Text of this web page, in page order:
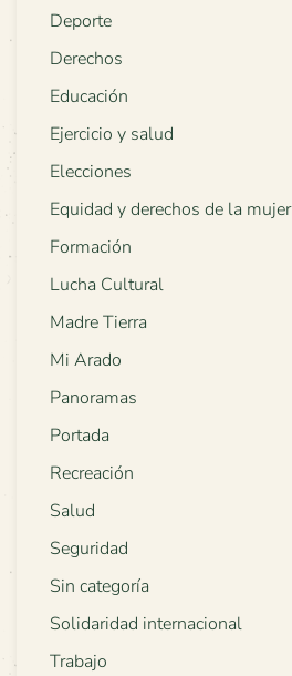
Deporte
Derechos
Educación
Ejercicio y salud
Elecciones
Equidad y derechos de la mujer
Formación
Lucha Cultural
Madre Tierra
Mi Arado
Panoramas
Portada
Recreación
Salud
Seguridad
Sin categoría
Solidaridad internacional
Trabajo